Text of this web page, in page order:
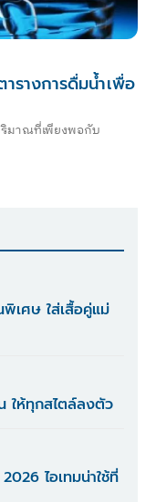
ารางการดื่มน้ำเพื่อ
มาณที่เพียงพอกับ
เศษ ใส่เสื้อคู่แม่
ให้ทุกสไตล์ลงตัว
ไอเทมน่าใช้ที่